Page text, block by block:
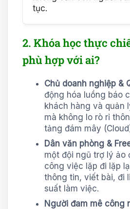
tục.
2. Khóa học thực
phù hợp với ai?
Chủ doanh nghiệp &
động hóa luồng báo
khách hàng và quản
mà không lo rò rỉ
tảng đám mây
Dân văn phòng &
một đội ngũ trợ lý ảo
công việc lặp đi lặp
thông tin, viết bài, đi
suất làm việc.
Người đam mê công